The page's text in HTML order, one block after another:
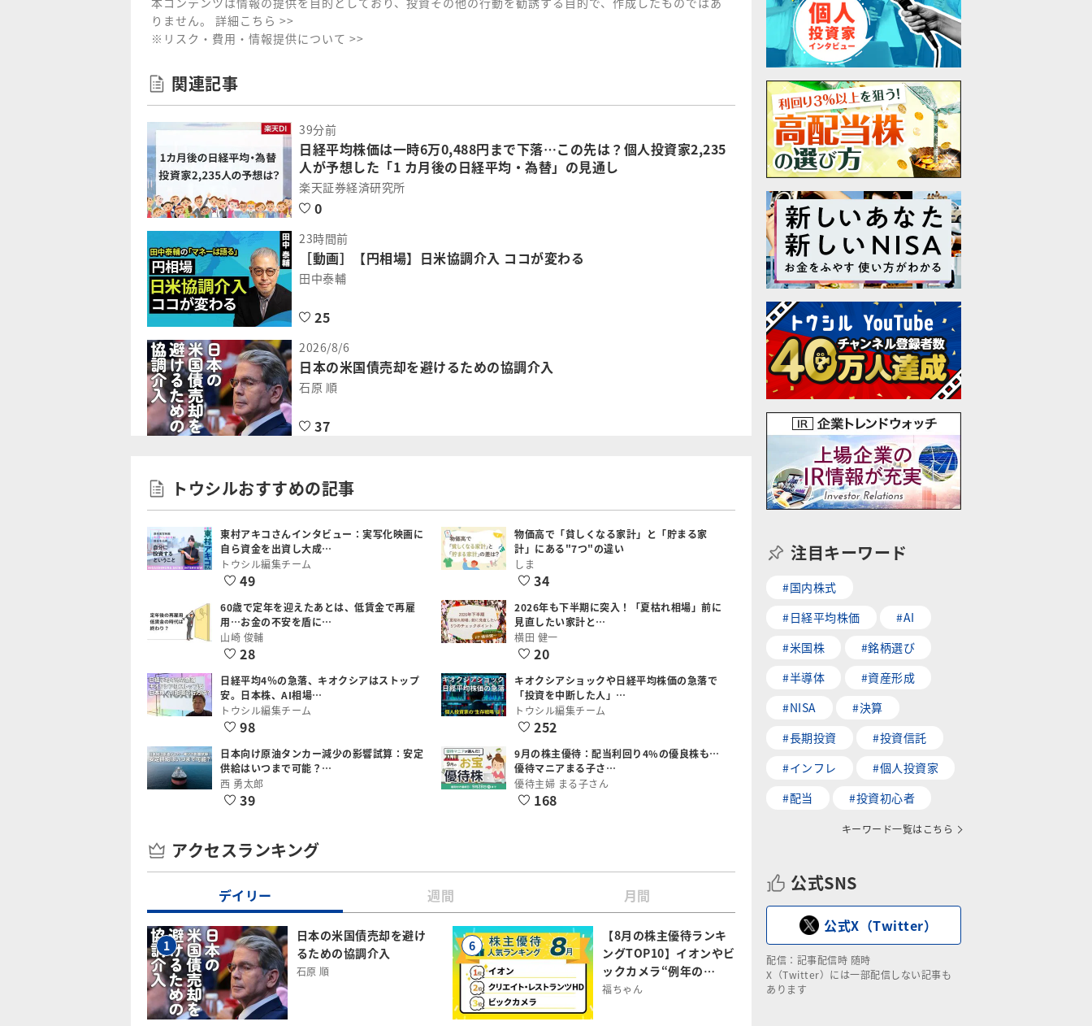
りません。 詳細こちら >>
※リスク・費用・情報提供について >>
関連記事
39分前
日経平均株価は一時6万0,488円まで下落…この先は？個人投資家2,235
人が予想した「1 カ月後の日経平均・為替」の見通し
楽天証券経済研究所
0
23時間前
［動画］【円相場】日米協調介入 ココが変わる
田中泰輔
25
2026/8/6
日本の米国債売却を避けるための協調介入
石原 順
37
トウシルおすすめの記事
東村アキコさんインタビュー：実写化映画に
自ら資金を出資し大成…
トウシル編集チーム
49
物価高で「貧しくなる家計」と「貯まる家
計」にある"7つ"の違い
しま
34
60歳で定年を迎えたあとは、低賃金で再雇
用…お金の不安を盾に…
山崎 俊輔
28
2026年も下半期に突入！「夏枯れ相場」前に
見直したい家計と…
横田 健一
20
日経平均4％の急落、キオクシアはストップ
安。日本株、AI相場…
トウシル編集チーム
98
キオクシアショックや日経平均株価の急落で
「投資を中断した人」…
トウシル編集チーム
252
日本向け原油タンカー減少の影響試算：安定
供給はいつまで可能？…
西 勇太郎
39
9月の株主優待：配当利回り4%の優良株も…
優待マニアまる子さ…
優待主婦 まる子さん
168
アクセスランキング
デイリー 週間 月間
1
日本の米国債売却を避け
るための協調介入
石原 順
6
【8月の株主優待ランキ
ングTOP10】イオンやビ
ックカメラ“例年の…
福ちゃん
注目キーワード
#国内株式
#日経平均株価
#AI
#米国株
#銘柄選び
#半導体
#資産形成
#NISA
#決算
#長期投資
#投資信託
#インフレ
#個人投資家
#配当
#投資初心者
キーワード一覧はこちら
公式SNS
公式X（Twitter）
配信：記事配信時 随時
X（Twitter）には一部配信しない記事も
あります